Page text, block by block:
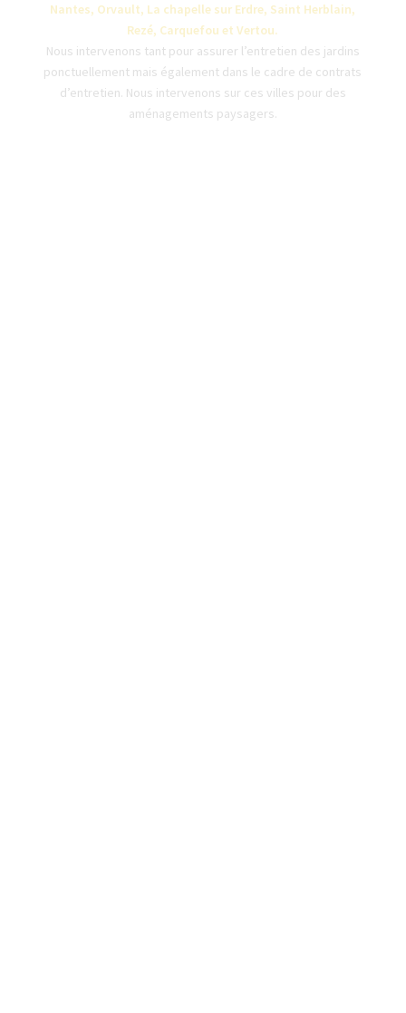
Nantes, Orvault, La chapelle sur Erdre, Saint Herblain,
Rezé, Carquefou et Vertou.
Nous intervenons tant pour assurer l’entretien des jardins
ponctuellement mais également dans le cadre de contrats
d’entretien. Nous intervenons sur ces villes pour des
aménagements paysagers.